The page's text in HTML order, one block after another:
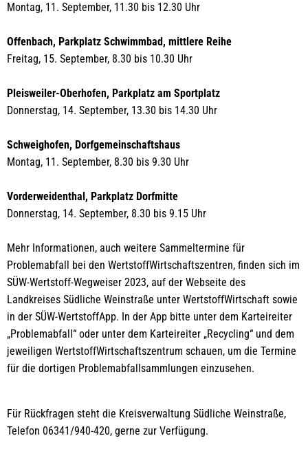
Montag, 11. September, 11.30 bis 12.30 Uhr
Offenbach, Parkplatz Schwimmbad, mittlere Reihe
Freitag, 15. September, 8.30 bis 10.30 Uhr
Pleisweiler-Oberhofen, Parkplatz am Sportplatz
Donnerstag, 14. September, 13.30 bis 14.30 Uhr
Schweighofen, Dorfgemeinschaftshaus
Montag, 11. September, 8.30 bis 9.30 Uhr
Vorderweidenthal, Parkplatz Dorfmitte
Donnerstag, 14. September, 8.30 bis 9.15 Uhr
Mehr Informationen, auch weitere Sammeltermine für
Problemabfall bei den WertstoffWirtschaftszentren, finden sich im
SÜW-Wertstoff-Wegweiser 2023, auf der Webseite des
Landkreises Südliche Weinstraße unter WertstoffWirtschaft sowie
in der SÜW-WertstoffApp. In der App bitte unter dem Karteireiter
„Problemabfall“ oder unter dem Karteireiter „Recycling“ und dem
jeweiligen WertstoffWirtschaftszentrum schauen, um die Termine
für die dortigen Problemabfallsammlungen einzusehen.
Für Rückfragen steht die Kreisverwaltung Südliche Weinstraße,
Telefon 06341/940-420, gerne zur Verfügung.